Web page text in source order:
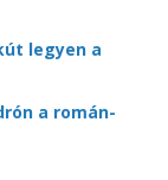
legyen a
a román-